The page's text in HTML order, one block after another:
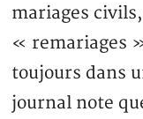
mariages
« remariages
toujours dans
journal note